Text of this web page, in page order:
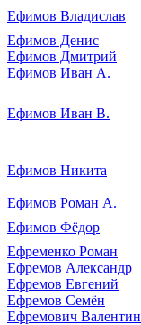
Ефимов Владислав
Ефимов Денис
Ефимов Дмитрий
Ефимов Иван А.
Ефимов Иван В.
Ефимов Никита
Ефимов Роман А.
Ефимов Фёдор
Ефременко Роман
Ефремов Александр
Ефремов Евгений
Ефремов Семён
Ефремович Валентин